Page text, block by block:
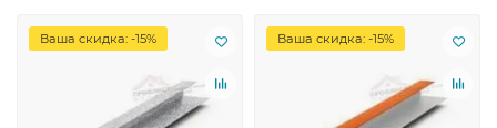
Ваша скидка: -15% Ваша скидка: -15%